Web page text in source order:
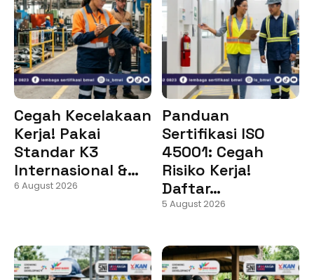
Cegah Kecelakaan
Kerja! Pakai
Standar K3
Internasional &…
6 August 2026
Panduan
Sertifikasi ISO
45001: Cegah
Risiko Kerja!
Daftar…
5 August 2026